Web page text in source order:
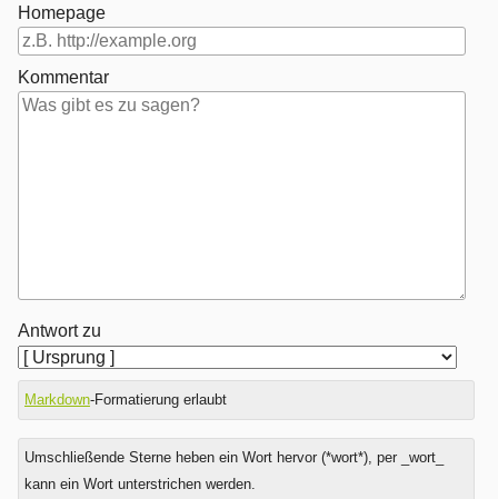
Homepage
Kommentar
Antwort zu
Markdown-Formatierung erlaubt
Umschließende Sterne heben ein Wort hervor (*wort*), per _wort_
kann ein Wort unterstrichen werden.